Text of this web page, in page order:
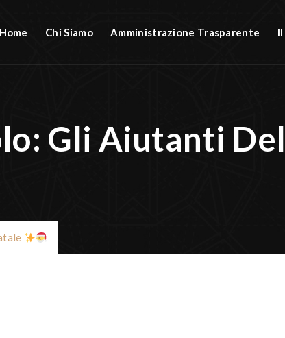
Home Chi Siamo Amministrazione Trasparente
Gli Aiutanti